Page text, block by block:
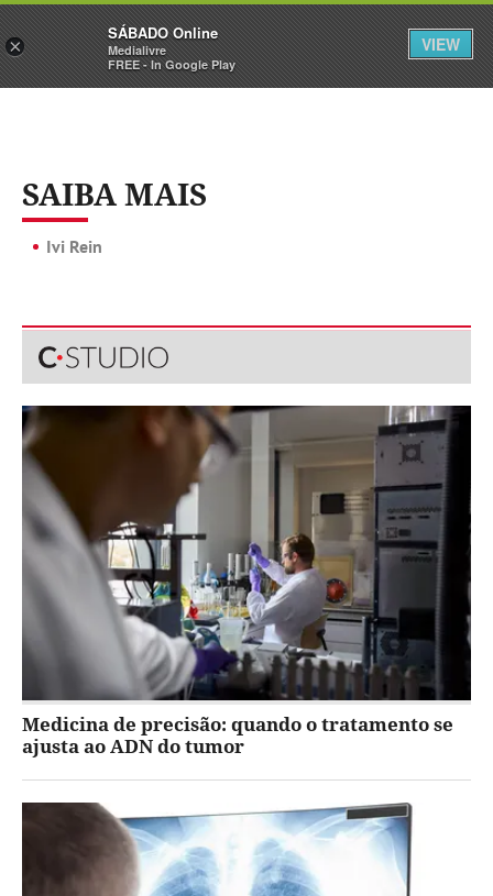
Sábado Assine Iniciar Sessão
SAIBA MAIS
Ivi Rein
Medicina de precisão: quando o tratamento se
ajusta ao ADN do tumor
×
SÁBADO Online
Medialivre
FREE - In Google Play
VIEW